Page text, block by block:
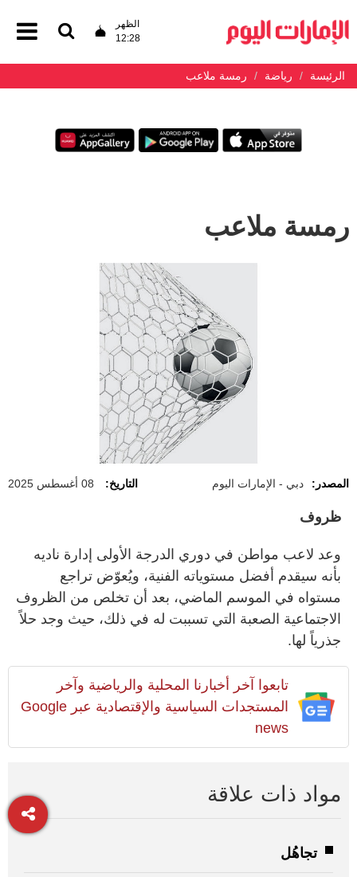
الظهر
12:28
الرئيسة رياضة رمسة ملاعب
رمسة ملاعب
المصدر: دبي - الإمارات اليوم التاريخ: 08 أغسطس 2025
ظروف
وعد لاعب مواطن في دوري الدرجة الأولى إدارة ناديه
بأنه سيقدم أفضل مستوياته الفنية، ويُعوّض تراجع
مستواه في الموسم الماضي، بعد أن تخلص من الظروف
الاجتماعية الصعبة التي تسببت له في ذلك، حيث وجد حلاً
جذرياً لها.
تابعوا آخر أخبارنا المحلية والرياضية وآخر
المستجدات السياسية والإقتصادية عبر Google
news
مواد ذات علاقة
تجاهُل